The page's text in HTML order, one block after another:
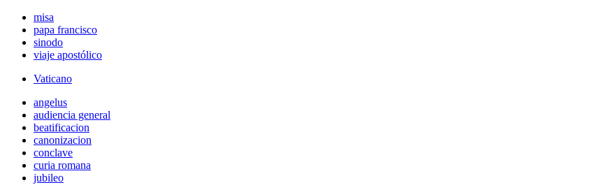
misa
papa francisco
sinodo
viaje apostólico
Vaticano
angelus
audiencia general
beatificacion
canonizacion
conclave
curia romana
jubileo